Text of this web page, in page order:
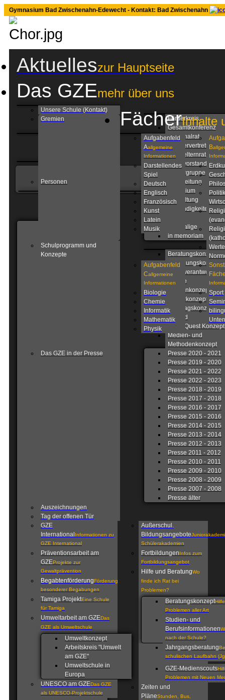
Gymnasium Bad Zwischenahn-Edewecht - Kontakt: Bad Zwischenahn
Aktuelleszur Hauptseite
Das GZEmehr über uns
Unsere Schule (Kontakt)
Gremien
Förderkreis
Gesamtkonferenz
Personalrat
Schülervertretung
Schulelternrat
Schulvorstand
Steuergruppe
Personen
Schulleitung
Kollegium
Verwaltung
Zuständigkeiten am
Ehemalige
in memoriam
Schulprogramm und
Konzepte
Beratungskonzept
Betreuungskonzept
Eigenverantwortliche
Schule
Fahrtenkonzept
Förderkonzept
Ganztagskonzept
Leitbild
Lions Quest Konzept
Medien- und
Methodenkonzept
Das GZE in der Presse
Presse 2020 - 2021
Presse 2019 - 2020
Presse 2021 - 2022
Presse 2022 - 2023
Presse 2018 - 2019
Presse 2017 - 2018
Presse 2016 - 2017
Presse 2015 - 2016
Presse 2014 - 2015
Presse 2013 - 2014
Presse 2012 - 2013
Presse 2011 - 2012
Presse 2010 - 2011
Presse 2009 - 2010
Presse 2008 - 2009
Presse 2007 - 2008
Presse älter
Auszeichnungen
Tag der offenen Tür
FächerInhalte
Aufgabenfeld
Aallgemeine
Informationen
Darstellendes
Spiel
Deutsch
Englisch
Französisch
Kunst
Latein
Musik
B
Aufgabenfeld
Callgemeine
Informationen
Biologie
Chemie
Informatik
Mathematik
Physik
Sport
GZE
International Informationen zu
GZE International
Präventionsarbeit am
GZEProjekte zur
Gewaltprävention
BegabtenförderungFörderung
besonderer Begabungen
Tamiga ProjektEine Schule
für Tamiga
Umweltarbeit am GZEDas
GZE als Umweltschule
Umweltkonzept
Arbeitskreis "Umwelt
am GZE"
Umweltschule in
Europa
UNESCO am GZEDas GZE
als UNESCO-Projektschule
Außerschul.
Bildungsangebote
Schülerakademien
FortbildungenInfos zum
Fortbildungsangebot
Hilfe und BeratungWo
finde ich Rat bei
Problemen?
Beratungskonzept
Problemen aller Art
Studien- und
Berufsinformationen
nach der Schule?
Jahrgangsberatung
schulischen Laufbahn
GZE-Medienscouts
Problemen mit Neuen
Zeiten und
PläneStunden, Bus,